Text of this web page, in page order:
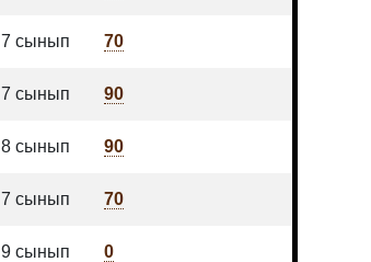
7 сынып 70
7 сынып 90
8 сынып 90
7 сынып 70
9 сынып 0